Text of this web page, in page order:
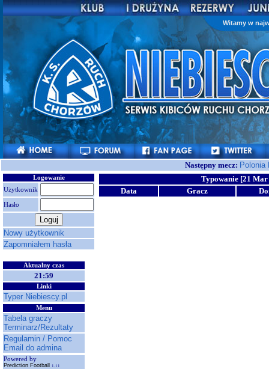
Witamy w
Następny mecz:
Logowanie
Użytkownik
Hasło
Nowy użytkownik
Zapomniałem hasła
Aktualny czas
21:59
Linki
Typer Niebiescy.pl
Menu
Tabela graczy
Terminarz/Rezultaty
Regulamin / Pomoc
Email do admina
Powered by
Prediction Football 1.11
Typowanie [21 Mar
Data
Gracz